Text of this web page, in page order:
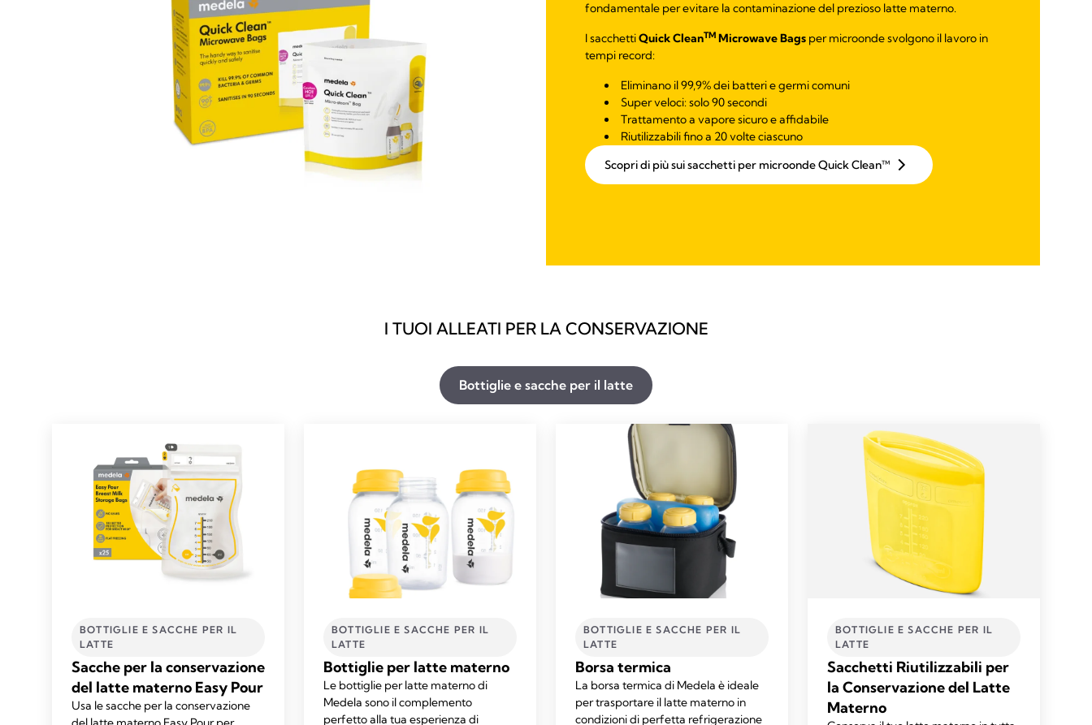
fondamentale per evitare la contaminazione del prezioso latte materno.
I sacchettiQuick CleanTM Microwave Bags per microonde svolgono il lavoro in
tempi record:
Eliminano il 99,9% dei batteri e germi comuni
Super veloci: solo 90 secondi
Trattamento a vapore sicuro e affidabile
Riutilizzabili fino a 20 volte ciascuno
Scopri di più sui sacchetti per microonde Quick Clean™
I TUOI ALLEATI PER LA CONSERVAZIONE
Bottiglie e sacche per il latte​
BOTTIGLIE E SACCHE PER IL
LATTE​
Sacche per la conservazione
del latte materno Easy Pour
Usa le sacche per la conservazione
BOTTIGLIE E SACCHE PER IL
LATTE​
Bottiglie per latte materno
Le bottiglie per latte materno di
Medela sono il complemento
perfetto alla tua esperienza di
BOTTIGLIE E SACCHE PER IL
LATTE​
Borsa termica
La borsa termica di Medela è ideale
per trasportare il latte materno in
condizioni di perfetta refrigerazione
BOTTIGLIE E SACCHE PER IL
LATTE​
Sacchetti Riutilizzabili per
la Conservazione del Latte
Materno